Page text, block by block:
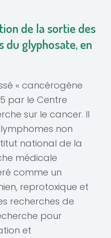
de la sortie des
du glyphosate, en
« cancérogène
par le Centre
sur le cancer. Il
non
national de la
médicale
comme un
reprotoxique et
recherches de
pour
et